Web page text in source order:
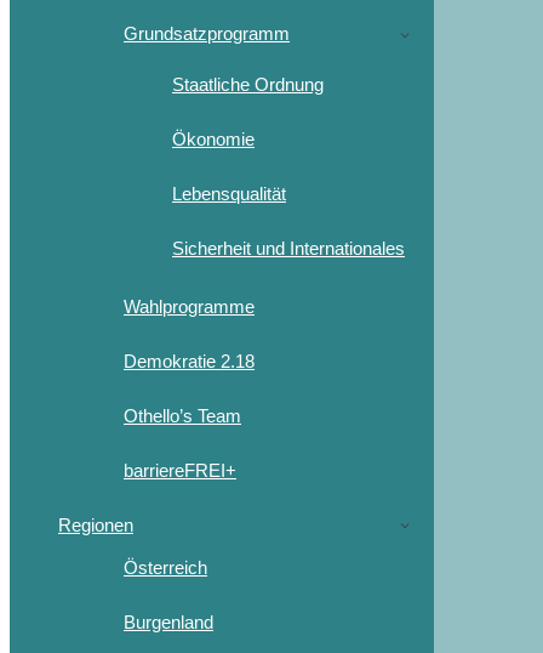
Grundsatzprogramm
Staatliche Ordnung
Ökonomie
Lebensqualität
Sicherheit und Internationales
Wahlprogramme
Demokratie 2.18
Othello’s Team
barriereFREI+
Regionen
Österreich
Burgenland